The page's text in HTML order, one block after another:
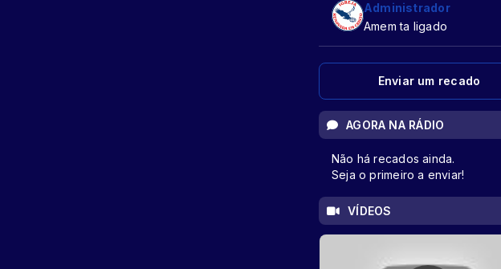
Administrador
Amem ta ligado
Enviar um recado
AGORA NA RÁDIO
Não há recados ainda.
Seja o primeiro a enviar!
VÍDEOS